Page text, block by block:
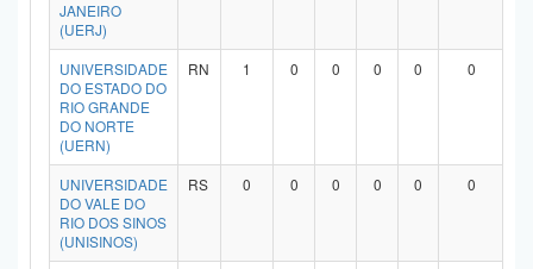
JANEIRO
(UERJ)
UNIVERSIDADE
DO ESTADO DO
RIO GRANDE
DO NORTE
(UERN)
RN 1 0 0 0 0 0
UNIVERSIDADE
DO VALE DO
RIO DOS SINOS
(UNISINOS)
RS 0 0 0 0 0 0